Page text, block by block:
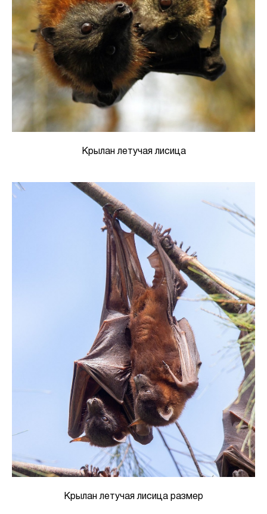
Крылан летучая лисица
Крылан летучая лисица размер